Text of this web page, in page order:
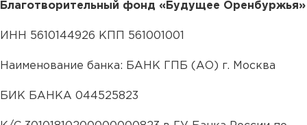
Благотворительный фонд «Будущее Оренбуржья»
ИНН 5610144926 КПП 561001001
Наименование банка: БАНК ГПБ (АО) г. Москва
БИК БАНКА 044525823